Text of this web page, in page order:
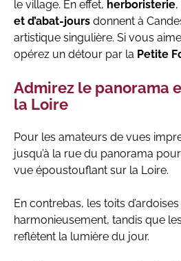
le village. En effet, herboristerie,
et d’abat-jours donnent à
artistique singulière. Si vous
opérez un détour par la Petite
Admirez le panorama
la Loire
Pour les amateurs de vues
jusqu’à la rue du panorama
vue époustouflant sur la Loire.
En contrebas, les toits d’ardoises
harmonieusement, tandis que
reflètent la lumière du jour.